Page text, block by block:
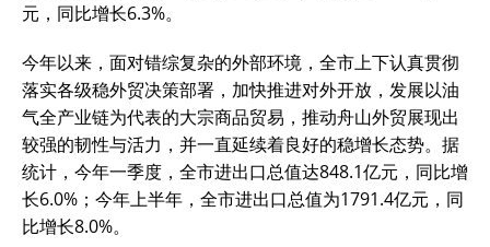
元，同比增长6.3%。
今年以来，面对错综复杂的外部环境，全市上下认真贯彻
落实各级稳外贸决策部署，加快推进对外开放，发展以油
气全产业链为代表的大宗商品贸易，推动舟山外贸展现出
较强的韧性与活力，并一直延续着良好的稳增长态势。据
统计，今年一季度，全市进出口总值达848.1亿元，同比增
长6.0%；今年上半年，全市进出口总值为1791.4亿元，同
比增长8.0%。